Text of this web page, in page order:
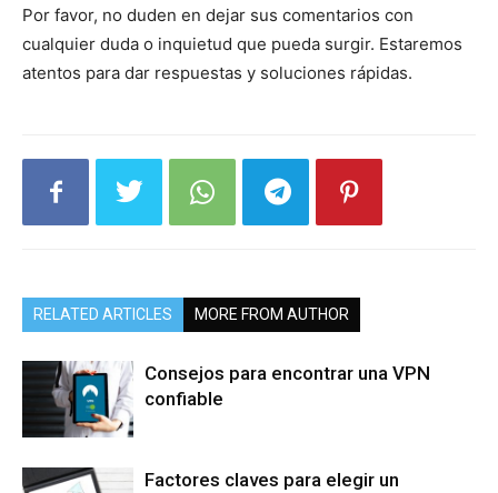
Por favor, no duden en dejar sus comentarios con
cualquier duda o inquietud que pueda surgir. Estaremos
atentos para dar respuestas y soluciones rápidas.
RELATED ARTICLES MORE FROM AUTHOR
Consejos para encontrar una VPN
confiable
Factores claves para elegir un